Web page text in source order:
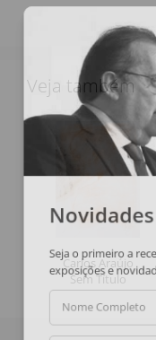
Veja também
Carlos Araújo
Sem Título
Seja o primeiro a
exposições e
Nome Completo